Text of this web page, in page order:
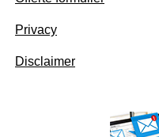
Privacy
Disclaimer